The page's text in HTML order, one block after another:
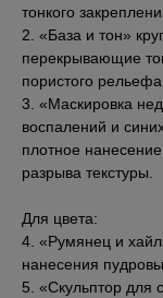
тонкого
2. «База и тон»
перекрывающие
пористого
3. «Маскировка
воспалений и
плотное
разрыва текстуры.
Для цвета:
4. «Румянец и
нанесения
5. «Скульптор для